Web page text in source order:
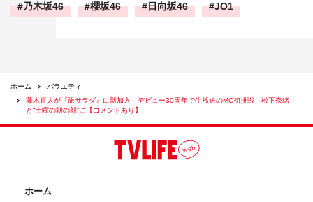
乃木坂46 櫻坂46 日向坂46 JO1
ホーム
バラエティ
藤木直人が『旅サラダ』に新加入 デビュー30周年で生放送のMC初挑戦 松下奈緒
と“土曜の朝の顔”に【コメントあり】
ホーム